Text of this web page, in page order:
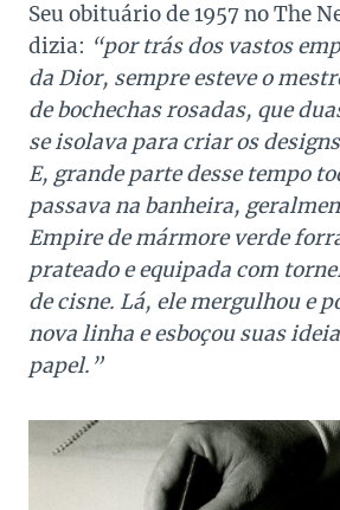
Seu obituário de 1957 no The
dizia: “por trás dos vastos
da Dior, sempre esteve o
de bochechas rosadas, que
se isolava para criar os
E, grande parte desse tempo
passava na banheira,
Empire de mármore verde
prateado e equipada com
de cisne. Lá, ele mergulhou e
nova linha e esboçou suas
papel.”